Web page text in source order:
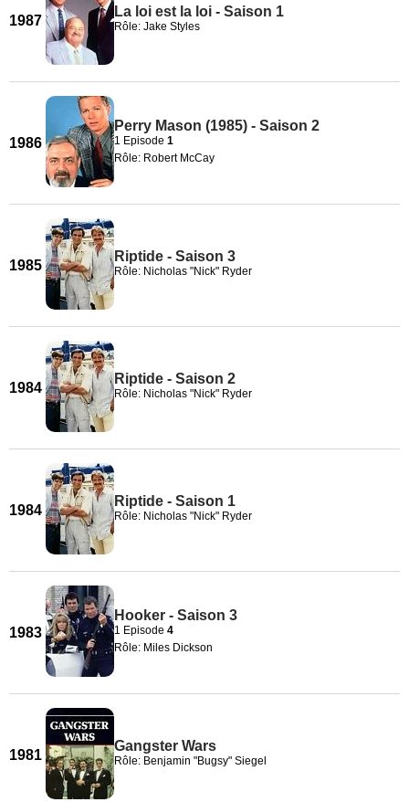
1987
La loi est la loi - Saison 1
Rôle: Jake Styles
1986
Perry Mason (1985) - Saison 2
1 Episode 1
Rôle: Robert McCay
1985
Riptide - Saison 3
Rôle: Nicholas "Nick" Ryder
1984
Riptide - Saison 2
Rôle: Nicholas "Nick" Ryder
1984
Riptide - Saison 1
Rôle: Nicholas "Nick" Ryder
1983
Hooker - Saison 3
1 Episode 4
Rôle: Miles Dickson
1981
Gangster Wars
Rôle: Benjamin "Bugsy" Siegel